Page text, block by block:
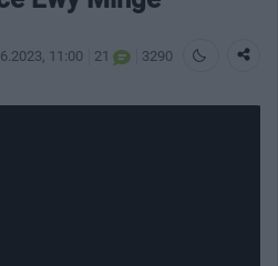
11:00 21 3290